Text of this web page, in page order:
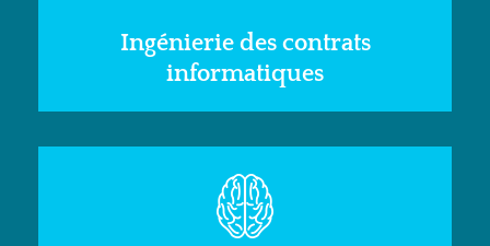
Ingénierie des contrats
informatiques